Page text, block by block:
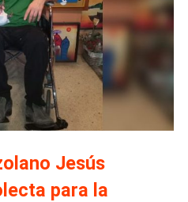
Jesús
para la